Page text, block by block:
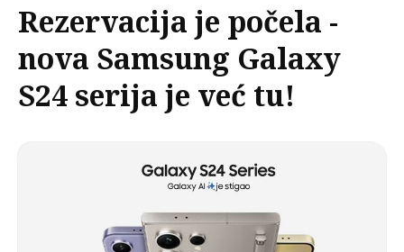
Rezervacija je počela -
nova Samsung Galaxy
S24 serija je već tu!